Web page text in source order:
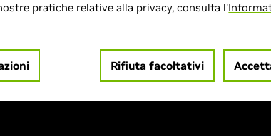
RTX 2050 Wi-
Pro Grigio
pratiche relative alla privacy, consulta l'
Rifiuta facoltativi